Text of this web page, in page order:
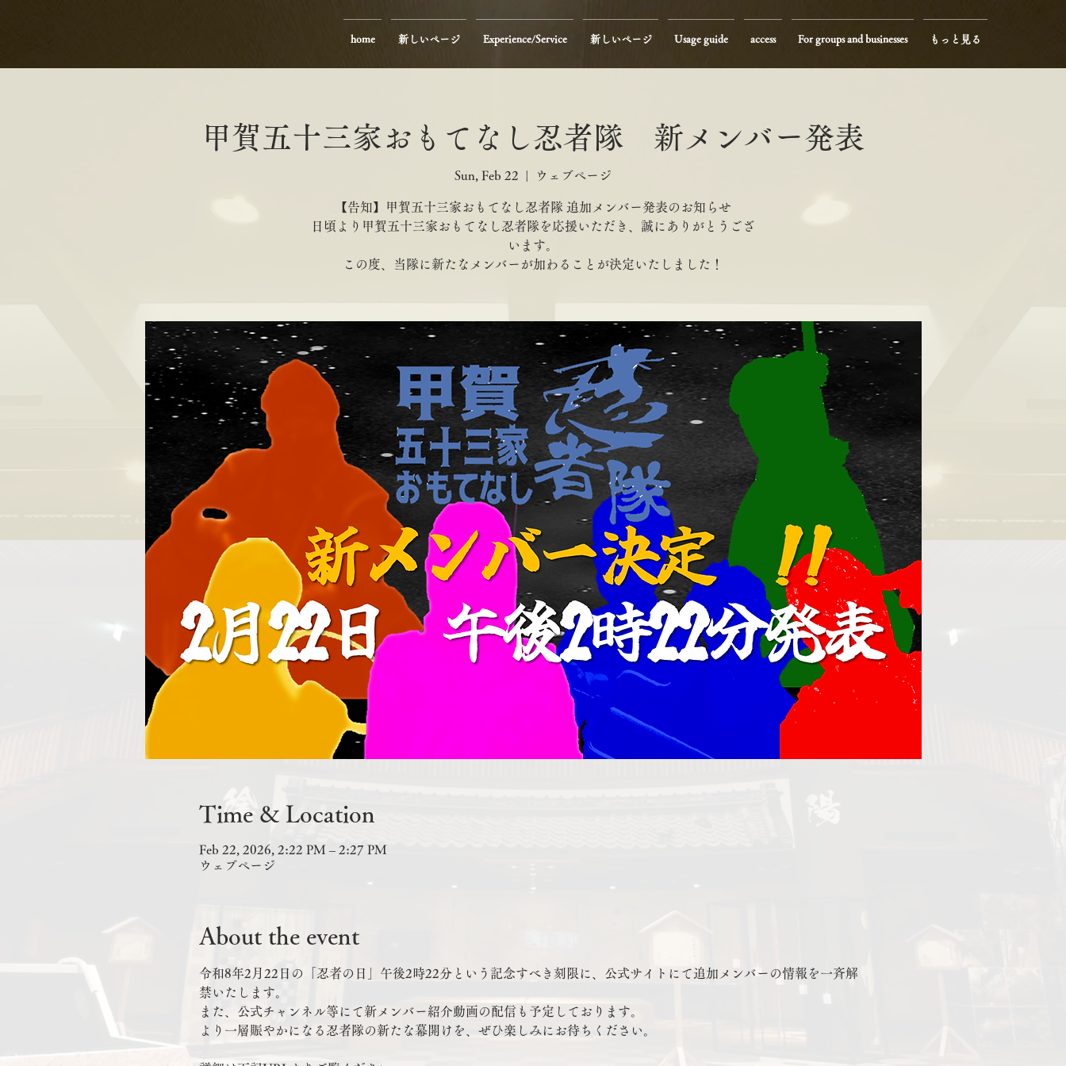
home 新しいページ Experience/Service 新しいページ Usage guide access For groups and businesses もっと見る
甲賀五十三家おもてなし忍者隊 新メンバー発表
Sun, Feb 22 ウェブページ
【告知】甲賀五十三家おもてなし忍者隊 追加メンバー発表のお知らせ
日頃より甲賀五十三家おもてなし忍者隊を応援いただき、誠にありがとうござ
います。
この度、当隊に新たなメンバーが加わることが決定いたしました！
Time & Location
Feb 22, 2026, 2:22 PM – 2:27 PM
ウェブページ
About the event
令和8年2月22日の「忍者の日」午後2時22分という記念すべき刻限に、公式サイトにて追加メンバーの情報を一斉解
禁いたします。
また、公式チャンネル等にて新メンバー紹介動画の配信も予定しております。
より一層賑やかになる忍者隊の新たな幕開けを、ぜひ楽しみにお待ちください。